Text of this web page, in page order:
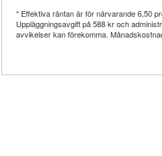
* Effektiva räntan är för närvarande6,50
Uppläggningsavgift på588 kroch
avvikelser kan förekomma.